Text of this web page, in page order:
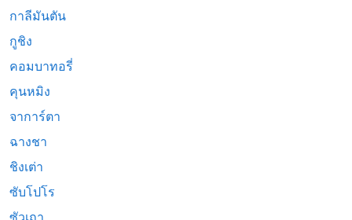
กาลีมันตัน
กูชิง
คอมบาทอรี่
คุนหมิง
จาการ์ตา
ฉางชา
ชิงเต่า
ซับโปโร